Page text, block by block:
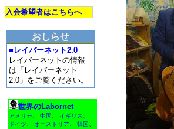
入会希望者はこちらへ
おしらせ
■レイバーネット2.0
レイバーネットの情報
は「レイバーネット
2.0」をご覧ください。
世界のLabornet
アメリカ 中国 イギリス
ドイツ
オーストリア 韓国